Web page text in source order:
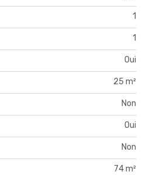
1
1
Oui
25 m²
Non
Oui
Non
74 m²